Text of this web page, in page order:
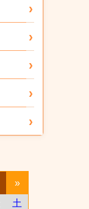
»
土